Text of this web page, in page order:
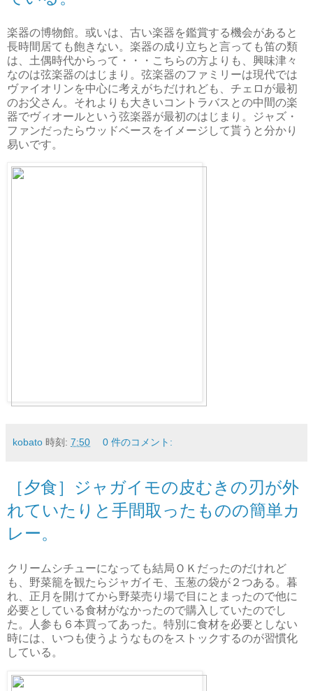
楽器の博物館。或いは、古い楽器を鑑賞する機会があると
長時間居ても飽きない。楽器の成り立ちと言っても笛の類
は、土偶時代からって・・・こちらの方よりも、興味津々
なのは弦楽器のはじまり。弦楽器のファミリーは現代では
ヴァイオリンを中心に考えがちだけれども、チェロが最初
のお父さん。それよりも大きいコントラバスとの中間の楽
器でヴィオールという弦楽器が最初のはじまり。ジャズ・
ファンだったらウッドベースをイメージして貰うと分かり
易いです。
kobato 時刻: 7:50 0 件のコメント:
［夕食］ジャガイモの皮むきの刃が外
れていたりと手間取ったものの簡単カ
レー。
クリームシチューになっても結局ＯＫだったのだけれど
も、野菜籠を観たらジャガイモ、玉葱の袋が２つある。暮
れ、正月を開けてから野菜売り場で目にとまったので他に
必要としている食材がなかったので購入していたのでし
た。人参も６本買ってあった。特別に食材を必要としない
時には、いつも使うようなものをストックするのが習慣化
している。